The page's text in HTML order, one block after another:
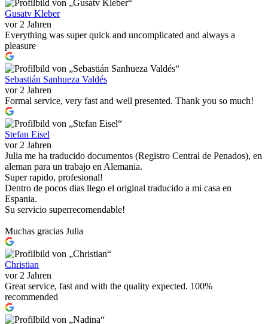
Gusatv Kleber
vor 2 Jahren
Everything was super quick and uncomplicated and always a
pleasure
Sebastián Sanhueza Valdés
vor 2 Jahren
Formal service, very fast and well presented. Thank you so much!
Stefan Eisel
vor 2 Jahren
Julia me ha traducido documentos (Registro Central de Penados), en
aleman para un trabajo en Alemania.
Super rapido, profesional!
Dentro de pocos dias llego el original traducido a mi casa en
Espania.
Su servicio superrecomendable!
Muchas gracias Julia
Christian
vor 2 Jahren
Great service, fast and with the quality expected. 100%
recommended